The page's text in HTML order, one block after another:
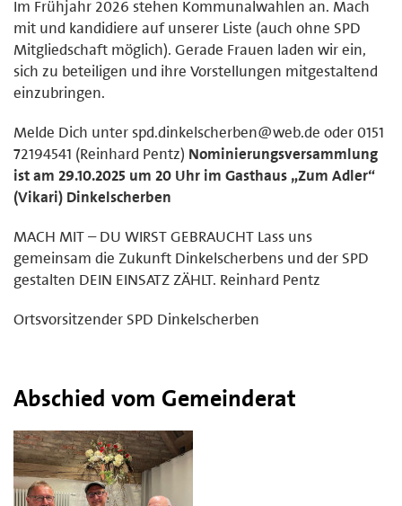
Im Frühjahr 2026 stehen Kommunalwahlen an. Mach
mit und kandidiere auf unserer Liste (auch ohne SPD
Mitgliedschaft möglich). Gerade Frauen laden wir ein,
sich zu beteiligen und ihre Vorstellungen mitgestaltend
einzubringen.
Melde Dich unter spd.dinkelscherben@web.de oder 0151
72194541 (Reinhard Pentz) Nominierungsversammlung
ist am 29.10.2025 um 20 Uhr im Gasthaus „Zum Adler“
(Vikari) Dinkelscherben
MACH MIT – DU WIRST GEBRAUCHT Lass uns
gemeinsam die Zukunft Dinkelscherbens und der SPD
gestalten DEIN EINSATZ ZÄHLT. Reinhard Pentz
Ortsvorsitzender SPD Dinkelscherben
Abschied vom Gemeinderat